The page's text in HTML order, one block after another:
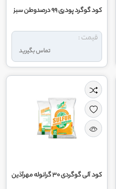
کود گوگرد پودری 99 درصدوطن سبز
تماس بگیرید
قیمت :
کود آلی گوگردی ۳۰ گرانوله مهرآذین